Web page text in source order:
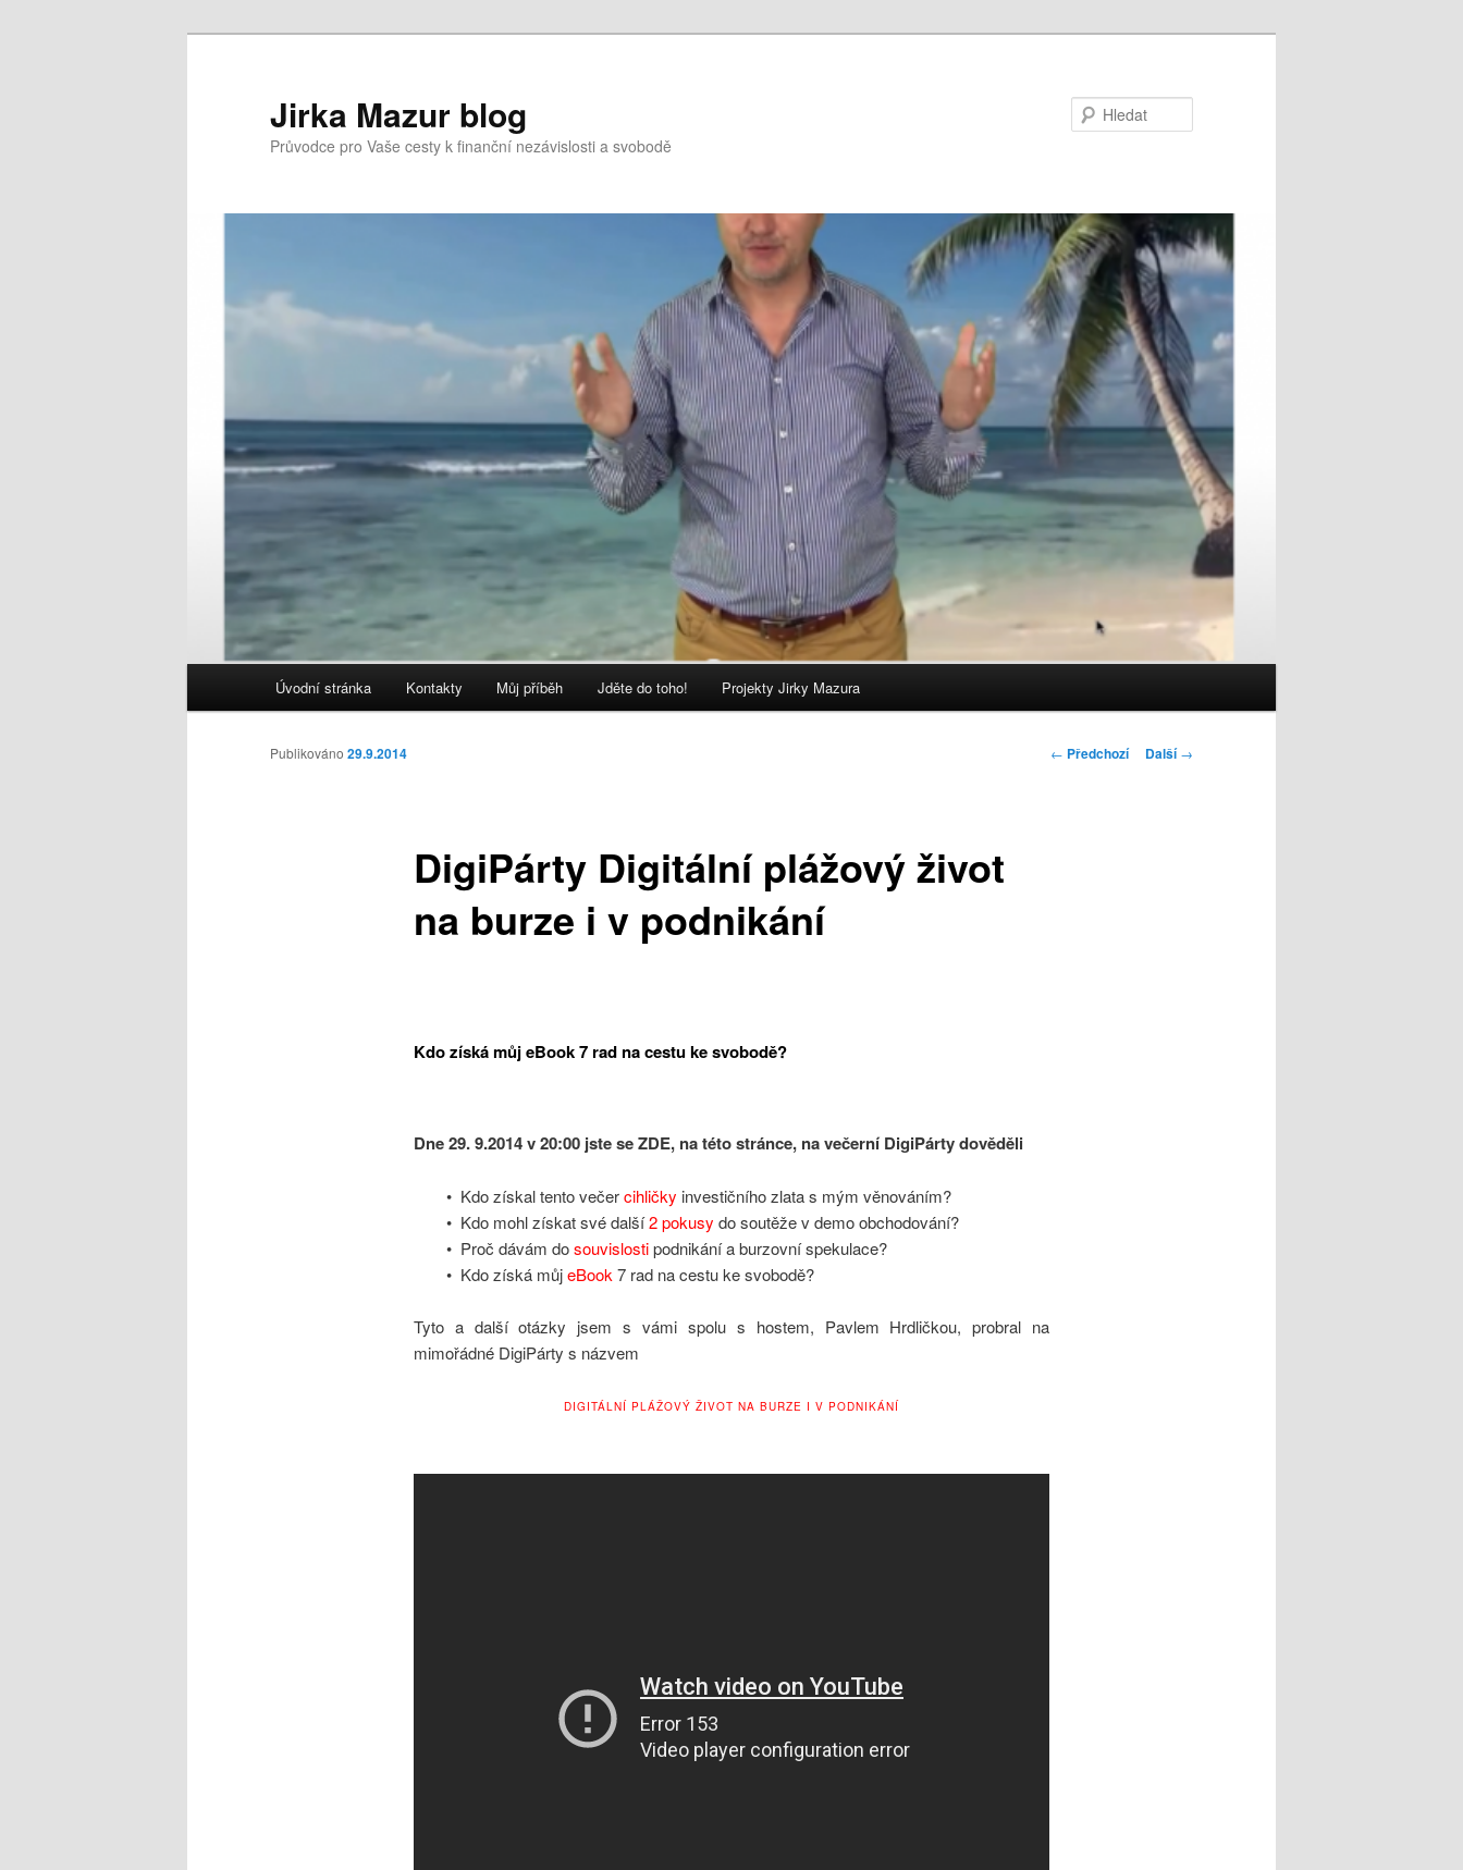
Jirka Mazur blog
Průvodce pro Vaše cesty k finanční nezávislosti a svobodě
Úvodní stránka Kontakty Můj příběh Jděte do toho! Projekty Jirky Mazura
Navigace
← Předchozí Další→
DigiPárty Digitální plážový život
na burze i v podnikání
Publikováno 29.9.2014
Kdo získá můj eBook 7 rad na cestu ke svobodě?
Dne 29. 9.2014 v 20:00 jste se ZDE, na této stránce, na večerní DigiPártydověděli
• Kdo získal tento večercihličky investičního zlata s mým věnováním?
• Kdo mohl získat své další2 pokusy do soutěže v demo obchodování?
• Proč dávám dosouvislostipodnikání a burzovní spekulace?
• Kdo získá můjeBook 7 rad na cestu ke svobodě?
Tyto a další otázky jsem s vámi spolu s hostem, Pavlem Hrdličkou, probral na
mimořádné DigiPárty s názvem
DIGITÁLNÍ PLÁŽOVÝ ŽIVOT NA BURZE I V PODNIKÁNÍ